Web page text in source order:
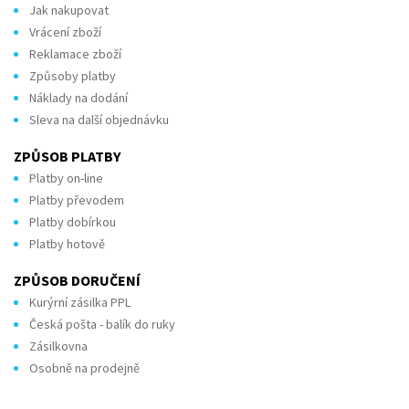
Jak nakupovat
Vrácení zboží
Reklamace zboží
Způsoby platby
Náklady na dodání
Sleva na další objednávku
ZPŮSOB PLATBY
Platby on-line
Platby převodem
Platby dobírkou
Platby hotově
ZPŮSOB DORUČENÍ
Kurýrní zásilka PPL
Česká pošta - balík do ruky
Zásilkovna
Osobně na prodejně